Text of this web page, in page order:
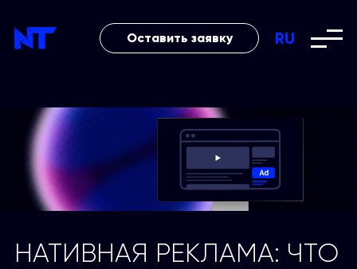
RU
Оставить заявку
НАТИВНАЯ РЕКЛАМА: ЧТО